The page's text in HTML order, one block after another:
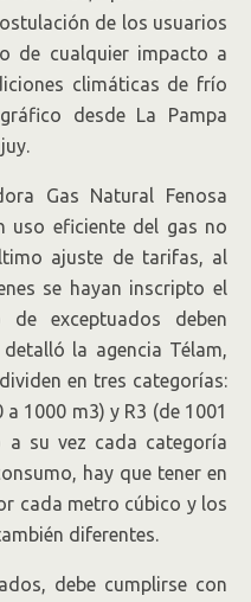
de los usuarios
de cualquier impacto a
climáticas de frío
desde La Pampa
Gas Natural Fenosa
uso eficiente del gas no
ajuste de tarifas, al
se hayan inscripto el
exceptuados deben
la agencia Télam,
en tres categorías:
1000 m3) y R3 (de 1001
a su vez cada categoría
hay que tener en
cada metro cúbico y los
diferentes.
debe cumplirse con